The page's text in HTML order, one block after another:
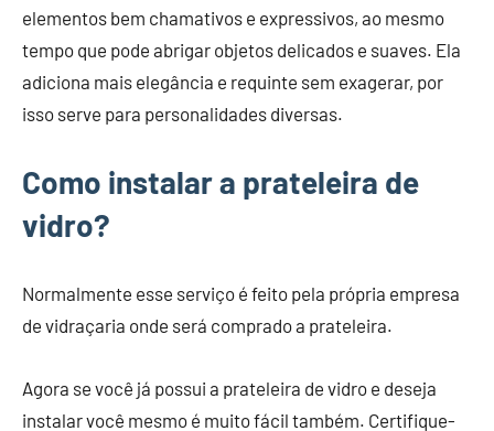
elementos bem chamativos e expressivos, ao mesmo
tempo que pode abrigar objetos delicados e suaves. Ela
adiciona mais elegância e requinte sem exagerar, por
isso serve para personalidades diversas.
Como instalar a prateleira de
vidro?
Normalmente esse serviço é feito pela própria empresa
de vidraçaria onde será comprado a prateleira.
Agora se você já possui a prateleira de vidro e deseja
instalar você mesmo é muito fácil também. Certifique-